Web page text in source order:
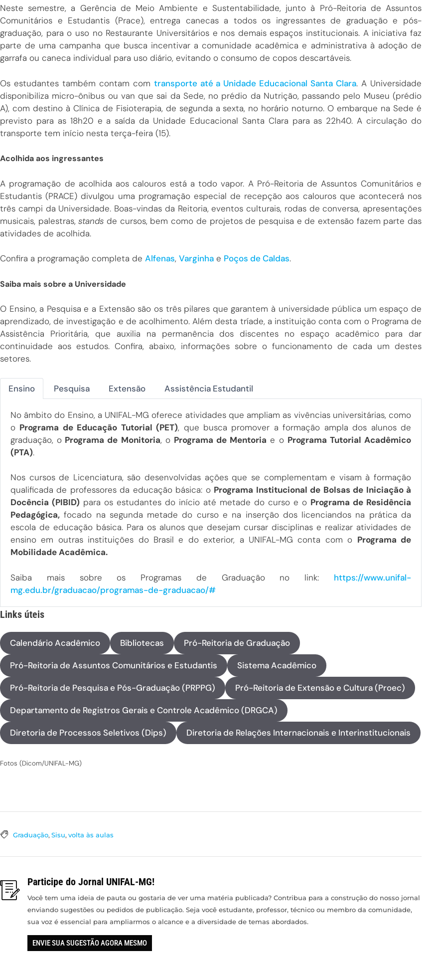
Neste semestre, a Gerência de Meio Ambiente e Sustentabilidade, junto à Pró-Reitoria de Assuntos
Comunitários e Estudantis (Prace), entrega canecas a todos os ingressantes de graduação e pós-
graduação, para o uso no Restaurante Universitários e nos demais espaços institucionais. A iniciativa faz
parte de uma campanha que busca incentivar a comunidade acadêmica e administrativa à adoção de
garrafa ou caneca individual para uso diário, evitando o consumo de copos descartáveis.
Os estudantes também contam com transporte até a Unidade Educacional Santa Clara. A Universidade
disponibiliza micro-ônibus ou van que sai da Sede, no prédio da Nutrição, passando pelo Museu (prédio
A), com destino à Clínica de Fisioterapia, de segunda a sexta, no horário noturno. O embarque na Sede é
previsto para as 18h20 e a saída da Unidade Educacional Santa Clara para as 22h40. A circulação do
transporte tem início nesta terça-feira (15).
Acolhida aos ingressantes
A programação de acolhida aos calouros está a todo vapor. A Pró-Reitoria de Assuntos Comunitários e
Estudantis (PRACE) divulgou uma programação especial de recepção aos calouros que acontecerá nos
três campi da Universidade. Boas-vindas da Reitoria, eventos culturais, rodas de conversa, apresentações
musicais, palestras,stands de cursos, bem como de projetos de pesquisa e de extensão fazem parte das
atividades de acolhida.
Confira a programação completa de Alfenas, Varginha e Poços de Caldas.
Saiba mais sobre a Universidade
O Ensino, a Pesquisa e a Extensão são os três pilares que garantem à universidade pública um espaço de
aprendizado, de investigação e de acolhimento. Além desta tríade, a instituição conta com o Programa de
Assistência Prioritária, que auxilia na permanência dos discentes no espaço acadêmico para dar
continuidade aos estudos. Confira, abaixo, informações sobre o funcionamento de cada um destes
setores.
Ensino Pesquisa Extensão Assistência Estudantil
No âmbito do Ensino, a UNIFAL-MG oferece atividades que ampliam as vivências universitárias, como
o Programa de Educação Tutorial (PET), que busca promover a formação ampla dos alunos de
graduação, o Programa de Monitoria, o Programa de Mentoria e o Programa Tutorial Acadêmico
(PTA).
Nos cursos de Licenciatura, são desenvolvidas ações que se complementam e visam à formação
qualificada de professores da educação básica: o Programa Institucional de Bolsas de Iniciação à
Docência (PIBID) para os estudantes do início até metade do curso e o Programa de Residência
Pedagógica, focado na segunda metade do curso e na inserção dos licenciandos na prática da
escola de educação básica. Para os alunos que desejam cursar disciplinas e realizar atividades de
ensino em outras instituições do Brasil e do exterior, a UNIFAL-MG conta com o Programa de
Mobilidade Acadêmica.
Saiba mais sobre os Programas de Graduação no link: https://www.unifal-
mg.edu.br/graduacao/programas-de-graduacao/#
Links úteis
Calendário Acadêmico Bibliotecas Pró-Reitoria de Graduação
Pró-Reitoria de Assuntos Comunitários e Estudantis Sistema Acadêmico
Pró-Reitoria de Pesquisa e Pós-Graduação (PRPPG) Pró-Reitoria de Extensão e Cultura (Proec)
Departamento de Registros Gerais e Controle Acadêmico (DRGCA)
Diretoria de Processos Seletivos (Dips) Diretoria de Relações Internacionais e Interinstitucionais
Fotos (Dicom/UNIFAL-MG)
Graduação, Sisu, volta às aulas
Participe do Jornal UNIFAL-MG!
Você tem uma ideia de pauta ou gostaria de ver uma matéria publicada? Contribua para a construção do nosso jornal
enviando sugestões ou pedidos de publicação. Seja você estudante, professor, técnico ou membro da comunidade,
sua voz é essencial para ampliarmos o alcance e a diversidade de temas abordados.
ENVIE SUA SUGESTÃO AGORA MESMO